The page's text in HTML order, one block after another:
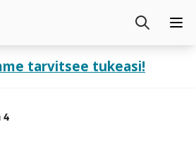
tarvitsee tukeasi!
Etsi
4